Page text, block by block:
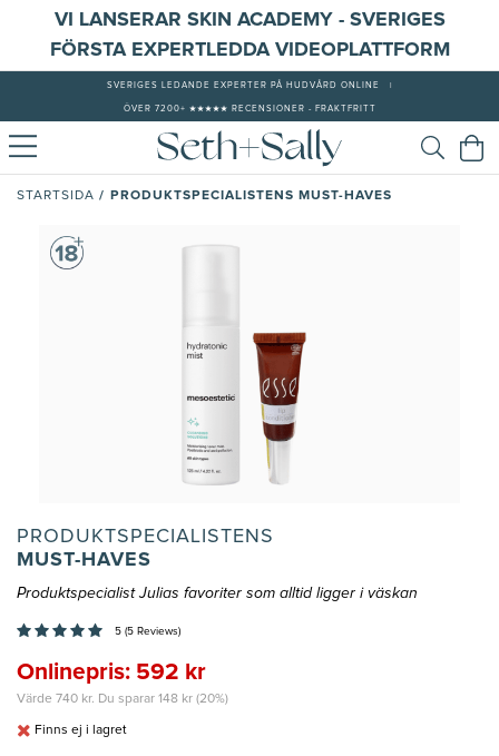
VI LANSERAR SKIN ACADEMY - SVERIGES
FÖRSTA EXPERTLEDDA VIDEOPLATTFORM
SVERIGES LEDANDE EXPERTER PÅ HUDVÅRD ONLINE
ÖVER 7200+ ★★★★★ RECENSIONER - FRAKTFRITT
STARTSIDA / PRODUKTSPECIALISTENS MUST-HAVES
PRODUKTSPECIALISTENS
MUST-HAVES
Produktspecialist Julias favoriter som alltid ligger i väskan
5 (5 Reviews)
Onlinepris: 592 kr
Värde 740 kr. Du sparar 148 kr (20%)
Finns ej i lagret